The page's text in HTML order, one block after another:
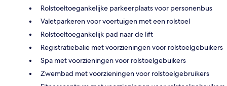
Rolstoeltoegankelijke parkeerplaats voor personenbus
Valetparkeren voor voertuigen met een rolstoel
Rolstoeltoegankelijk pad naar de lift
Registratiebalie met voorzieningen voor rolstoelgebuikers
Spa met voorzieningen voor rolstoelgebuikers
Zwembad met voorzieningen voor rolstoelgebruikers